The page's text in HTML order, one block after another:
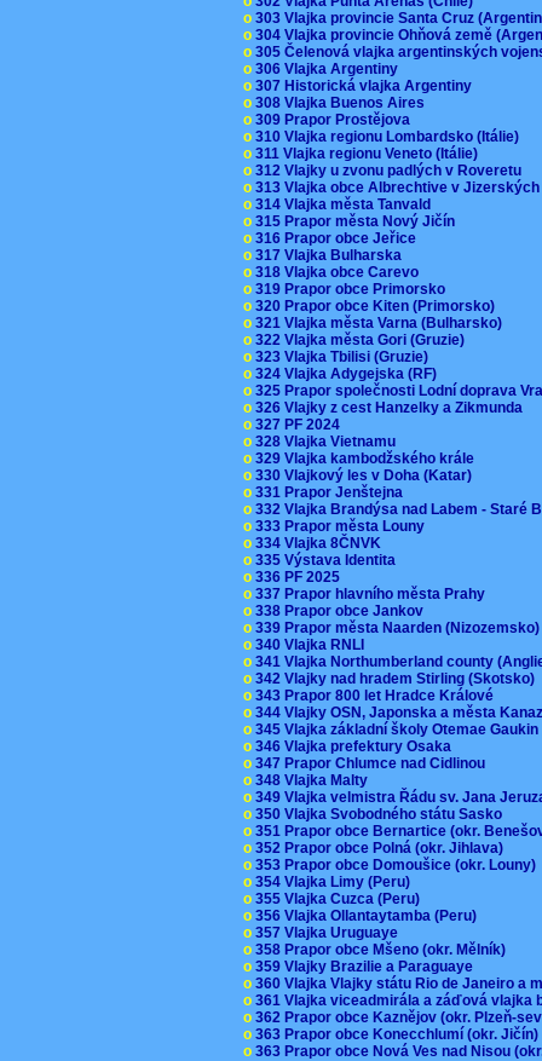
o 303 Vlajka provincie Santa Cruz
o 304 Vlajka provincie Ohňová země
o 305 Čelenová vlajka argentinských
o 306 Vlajka Argentiny
o 307 Historická vlajka Argentiny
o 308 Vlajka Buenos Aires
o 309 Prapor Prostějova
o 310 Vlajka regionu Lombardsko (Itálie)
o 311 Vlajka regionu Veneto (Itálie)
o 312 Vlajky u zvonu padlých v Roveretu
o 313 Vlajka obce Albrechtive v
o 314 Vlajka města Tanvald
o 315 Prapor města Nový Jičín
o 316 Prapor obce Jeřice
o 317 Vlajka Bulharska
o 318 Vlajka obce Carevo
o 319 Prapor obce Primorsko
o 320 Prapor obce Kiten (Primorsko)
o 321 Vlajka města Varna (Bulharsko)
o 322 Vlajka města Gori (Gruzie)
o 323 Vlajka Tbilisi (Gruzie)
o 324 Vlajka Adygejska (RF)
o 325 Prapor společnosti Lodní doprava
o 326 Vlajky z cest Hanzelky a Zikmunda
o 327 PF 2024
o 328 Vlajka Vietnamu
o 329 Vlajka kambodžského krále
o 330 Vlajkový les v Doha (Katar)
o 331 Prapor Jenštejna
o 332 Vlajka Brandýsa nad Labem - Staré
o 333 Prapor města Louny
o 334 Vlajka 8ČNVK
o 335 Výstava Identita
o 336 PF 2025
o 337 Prapor hlavního města Prahy
o 338 Prapor obce Jankov
o 339 Prapor města Naarden
o 340 Vlajka RNLI
o 341 Vlajka Northumberland county
o 342 Vlajky nad hradem Stirling (Skotsko)
o 343 Prapor 800 let Hradce Králové
o 344 Vlajky OSN, Japonska a města
o 345 Vlajka základní školy Otemae
o 346 Vlajka prefektury Osaka
o 347 Prapor Chlumce nad Cidlinou
o 348 Vlajka Malty
o 349 Vlajka velmistra Řádu sv. Jana
o 350 Vlajka Svobodného státu Sasko
o 351 Prapor obce Bernartice (okr.
o 352 Prapor obce Polná (okr. Jihlava)
o 353 Prapor obce Domoušice (okr. Louny)
o 354 Vlajka Limy (Peru)
o 355 Vlajka Cuzca (Peru)
o 356 Vlajka Ollantaytamba (Peru)
o 357 Vlajka Uruguaye
o 358 Prapor obce Mšeno (okr. Mělník)
o 359 Vlajky Brazilie a Paraguaye
o 360 Vlajka Vlajky státu Rio de Janeiro a
o 361 Vlajka viceadmirála a záďová
o 362 Prapor obce Kaznějov (okr. Plzeň-
o 363 Prapor obce Konecchlumí (okr.
o 363 Prapor obce Nová Ves nad Nisou